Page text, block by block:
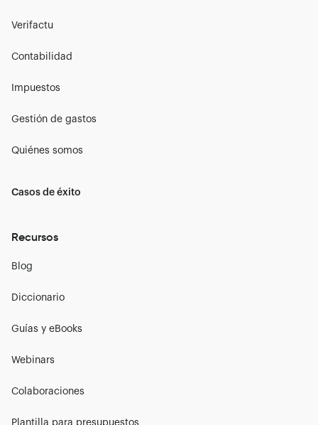
Verifactu
Contabilidad
Impuestos
Gestión de gastos
Quiénes somos
Casos de éxito
Recursos
Blog
Diccionario
Guías y eBooks
Webinars
Colaboraciones
Plantilla para presupuestos